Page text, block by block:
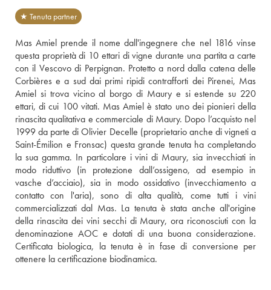
★ Tenuta partner
Mas Amiel prende il nome dall'ingegnere che nel 1816 vinse
questa proprietà di 10 ettari di vigne durante una partita a carte
con il Vescovo di Perpignan. Protetto a nord dalla catena delle
Corbières e a sud dai primi ripidi contrafforti dei Pirenei, Mas
Amiel si trova vicino al borgo di Maury e si estende su 220
ettari, di cui 100 vitati. Mas Amiel è stato uno dei pionieri della
rinascita qualitativa e commerciale di Maury. Dopo l’acquisto nel
1999 da parte di Olivier Decelle (proprietario anche di vigneti a
Saint-Émilion e Fronsac) questa grande tenuta ha completando
la sua gamma. In particolare i vini di Maury, sia invecchiati in
modo riduttivo (in protezione dall’ossigeno, ad esempio in
vasche d’acciaio), sia in modo ossidativo (invecchiamento a
contatto con l'aria), sono di alta qualità, come tutti i vini
commercializzati dal Mas. La tenuta è stata anche all'origine
della rinascita dei vini secchi di Maury, ora riconosciuti con la
denominazione AOC e dotati di una buona considerazione.
Certificata biologica, la tenuta è in fase di conversione per
ottenere la certificazione biodinamica.